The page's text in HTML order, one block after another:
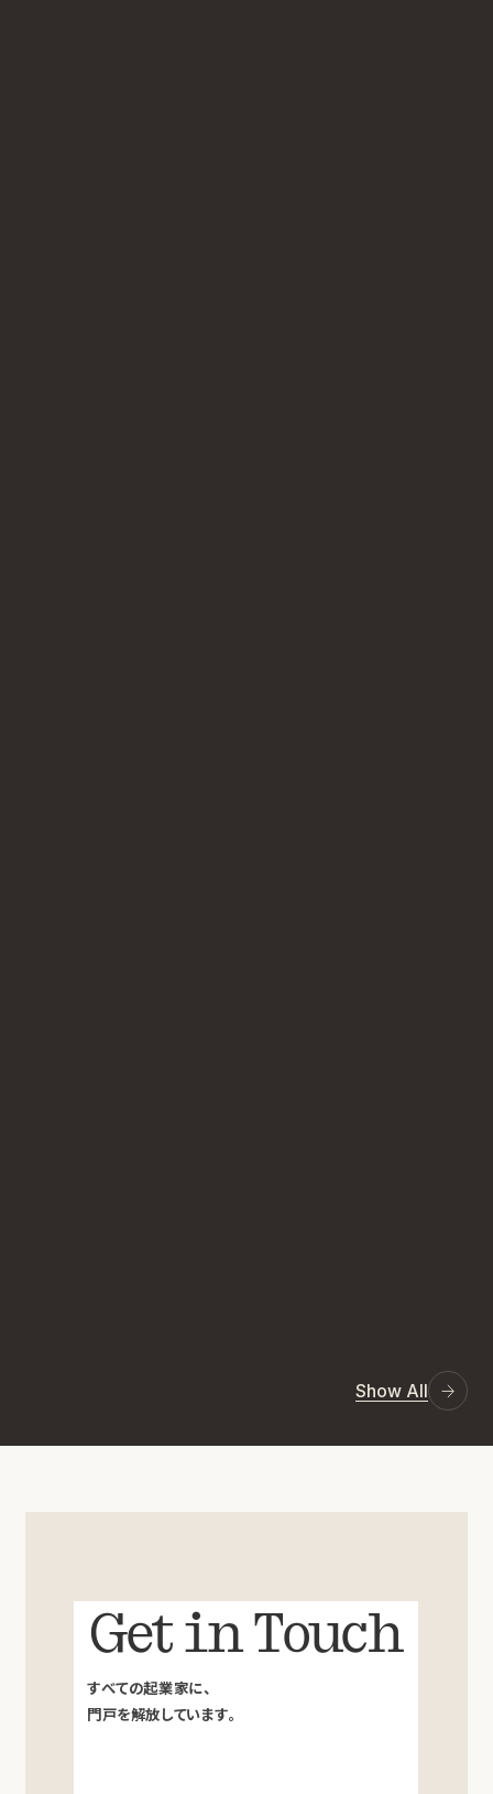
Show All
Get in Touch
すべての起業家に、
門戸を解放しています。